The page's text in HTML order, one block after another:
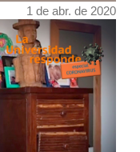
1 de abr. de 2020